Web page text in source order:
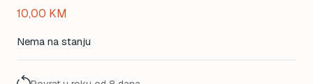
10,00 KM
Nema na stanju